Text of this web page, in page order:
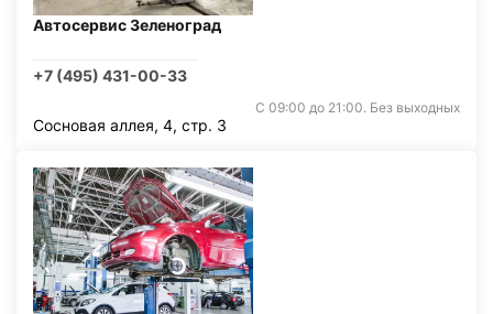
Автосервис Зеленоград
+7 (495) 431-00-33
С 09:00 до 21:00. Без выходных
Сосновая аллея, 4, стр. 3